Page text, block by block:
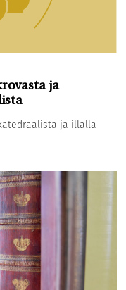
ja
ja illalla